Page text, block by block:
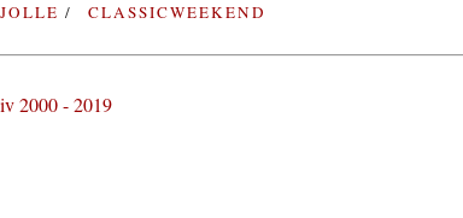
CLASSICWEEKEND
2000 - 2019